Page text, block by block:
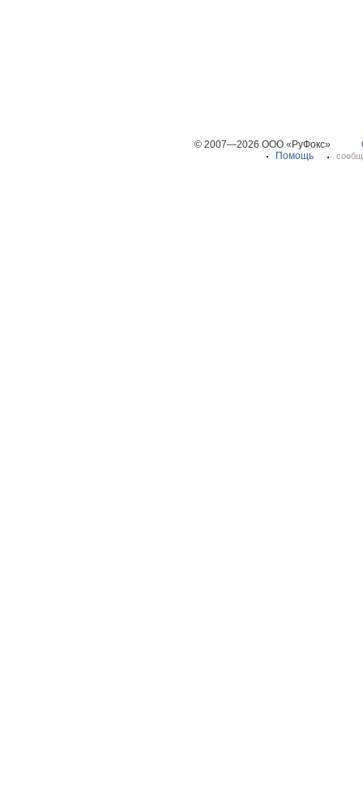
© 2007—2026 ООО «РуФокс»
Помощь